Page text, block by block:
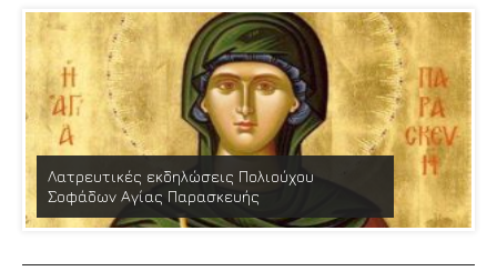
Λατρευτικές εκδηλώσεις Πολιούχου
Σοφάδων Αγίας Παρασκευής